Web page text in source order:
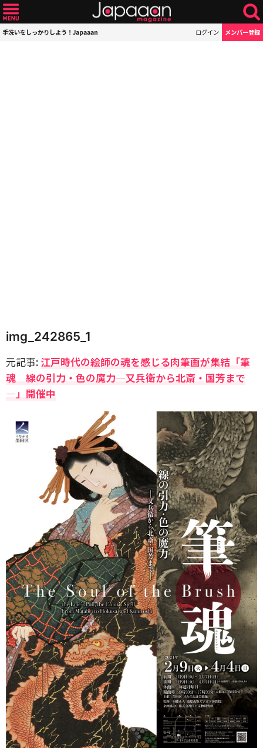
手洗いをしっかりしよう！Japaaan ログイン メンバー登録
img_242865_1
元記事: 江戸時代の絵師の魂を感じる肉筆画が集結「筆
魂 線の引力・色の魔力―又兵衛から北斎・国芳まで
―」開催中